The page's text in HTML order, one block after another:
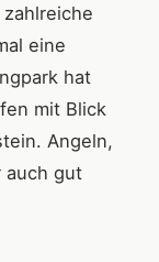
eine
hat
mit Blick
Angeln,
auch gut